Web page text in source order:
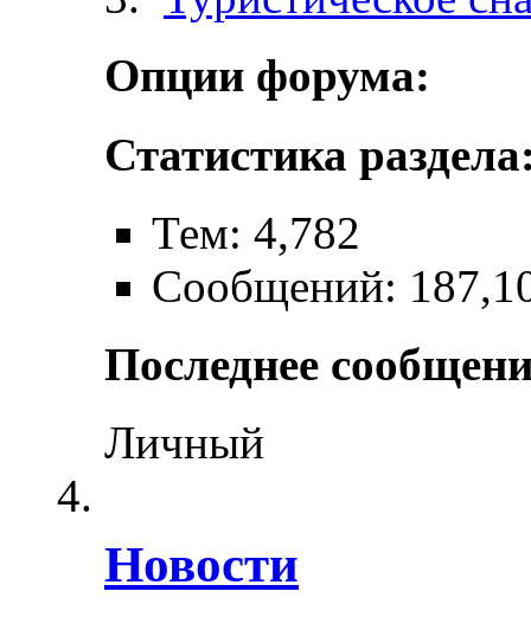
Опции форума:
Статистика
Тем: 4,782
Сообщений:
Последнее
Личный
Новости